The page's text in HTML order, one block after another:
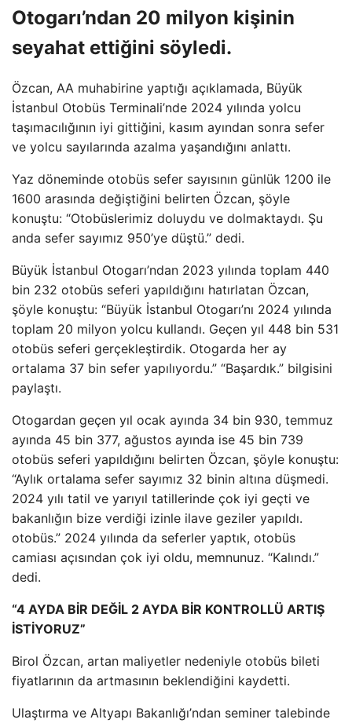
Otogarı’ndan 20 milyon kişinin
seyahat ettiğini söyledi.
Özcan, AA muhabirine yaptığı açıklamada, Büyük
İstanbul Otobüs Terminali’nde 2024 yılında yolcu
taşımacılığının iyi gittiğini, kasım ayından sonra sefer
ve yolcu sayılarında azalma yaşandığını anlattı.
Yaz döneminde otobüs sefer sayısının günlük 1200 ile
1600 arasında değiştiğini belirten Özcan, şöyle
konuştu: “Otobüslerimiz doluydu ve dolmaktaydı. Şu
anda sefer sayımız 950’ye düştü.” dedi.
Büyük İstanbul Otogarı’ndan 2023 yılında toplam 440
bin 232 otobüs seferi yapıldığını hatırlatan Özcan,
şöyle konuştu: “Büyük İstanbul Otogarı’nı 2024 yılında
toplam 20 milyon yolcu kullandı. Geçen yıl 448 bin 531
otobüs seferi gerçekleştirdik. Otogarda her ay
ortalama 37 bin sefer yapılıyordu.” “Başardık.” bilgisini
paylaştı.
Otogardan geçen yıl ocak ayında 34 bin 930, temmuz
ayında 45 bin 377, ağustos ayında ise 45 bin 739
otobüs seferi yapıldığını belirten Özcan, şöyle konuştu:
“Aylık ortalama sefer sayımız 32 binin altına düşmedi.
2024 yılı tatil ve yarıyıl tatillerinde çok iyi geçti ve
bakanlığın bize verdiği izinle ilave geziler yapıldı.
otobüs.” 2024 yılında da seferler yaptık, otobüs
camiası açısından çok iyi oldu, memnunuz. “Kalındı.”
dedi.
“4 AYDA BİR DEĞİL 2 AYDA BİR KONTROLLÜ ARTIŞ
İSTİYORUZ”
Birol Özcan, artan maliyetler nedeniyle otobüs bileti
fiyatlarının da artmasının beklendiğini kaydetti.
Ulaştırma ve Altyapı Bakanlığı’ndan seminer talebinde